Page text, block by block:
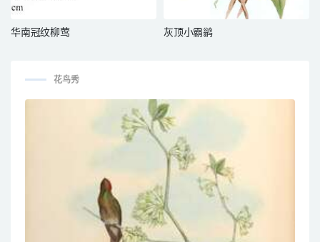
华南冠纹柳莺 灰顶小霸鹟
花鸟秀